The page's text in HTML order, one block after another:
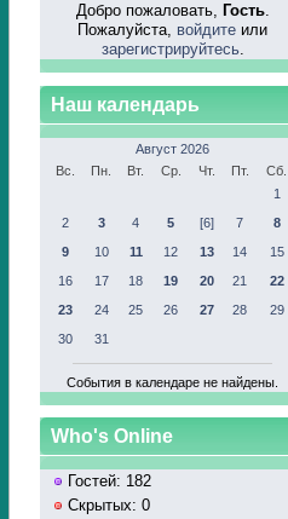
Добро пожаловать, Гость.
Пожалуйста, войдите или
зарегистрируйтесь.
Наш календарь
Август 2026
Вс.
Пн. Вт. Ср. Чт. Пт.
Сб.
1
2
3 4 5 [6] 7
8
9
10 11 12 13 14
15
16
17 18 19 20 21
22
23
24 25 26 27 28
29
30
31
События в календаре не найдены.
Who's Online
Гостей: 182
Скрытых: 0